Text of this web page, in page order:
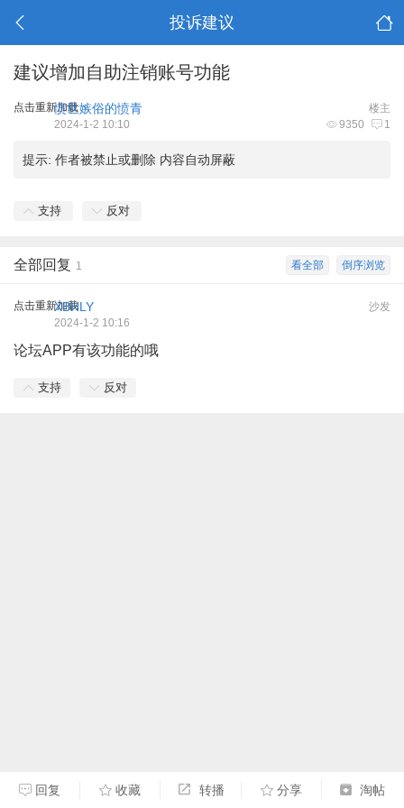
投诉建议
建议增加自助注销账号功能
点击重新加载 楼主
愤世嫉俗的愤青
9350 1
2024-1-2 10:10
提示: 作者被禁止或删除 内容自动屏蔽
支持 反对
倒序浏览
看全部
全部回复 1
点击重新加载 沙发
XBHLY
2024-1-2 10:16
论坛APP有该功能的哦
支持 反对
回复 收藏 转播 分享 淘帖